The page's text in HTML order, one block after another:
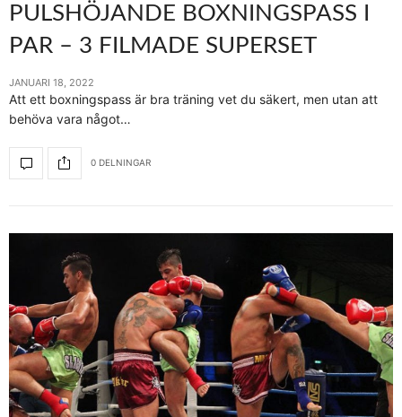
PULSHÖJANDE BOXNINGSPASS I
PAR – 3 FILMADE SUPERSET
JANUARI 18, 2022
Att ett boxningspass är bra träning vet du säkert, men utan att
behöva vara något…
0 DELNINGAR